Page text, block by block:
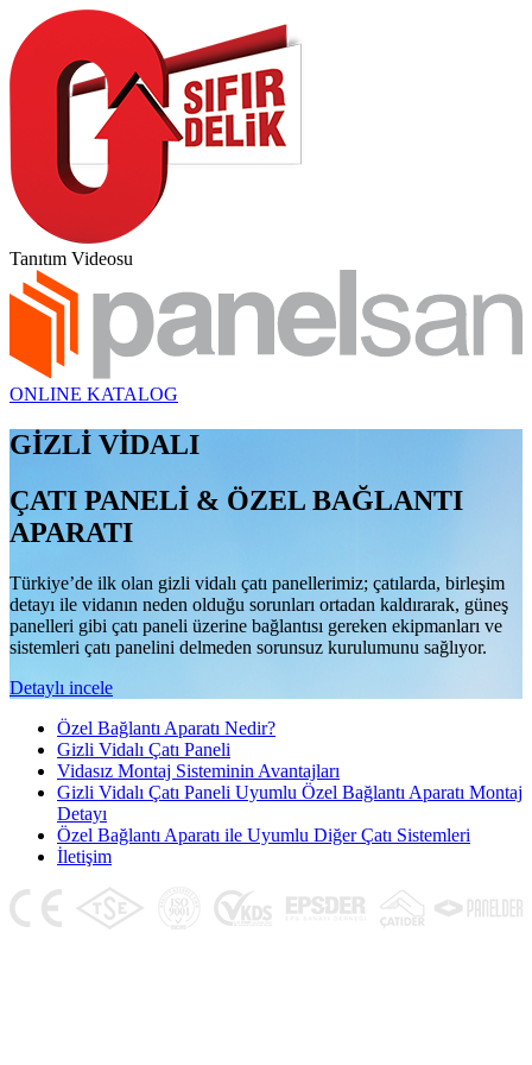
Tanıtım Videosu
ONLINE KATALOG
GİZLİ VİDALI
ÇATI PANELİ & ÖZEL BAĞLANTI
APARATI
Türkiye’de ilk olan gizli vidalı çatı panellerimiz; çatılarda, birleşim
detayı ile vidanın neden olduğu sorunları ortadan kaldırarak, güneş
panelleri gibi çatı paneli üzerine bağlantısı gereken ekipmanları ve
sistemleri çatı panelini delmeden sorunsuz kurulumunu sağlıyor.
Detaylı incele
Özel Bağlantı Aparatı Nedir?
Gizli Vidalı Çatı Paneli
Vidasız Montaj Sisteminin Avantajları
Gizli Vidalı Çatı Paneli Uyumlu Özel Bağlantı Aparatı Montaj
Detayı
Özel Bağlantı Aparatı ile Uyumlu Diğer Çatı Sistemleri
İletişim